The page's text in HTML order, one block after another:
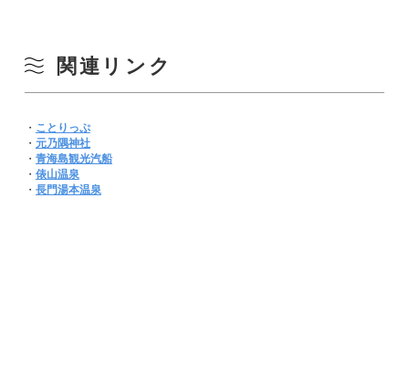
関連リンク
・ ことりっぷ
・ 元乃隅神社
・ 青海島観光汽船
・ 俵山温泉
・ 長門湯本温泉